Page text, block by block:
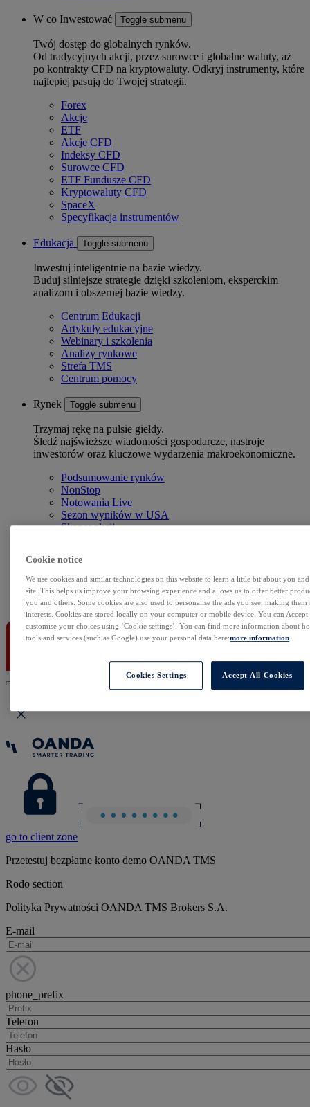
W co Inwestować Toggle submenu
Twój dostęp do globalnych rynków.
Od tradycyjnych akcji, przez surowce i globalne waluty, aż
po kontrakty CFD na kryptowaluty. Odkryj instrumenty, które
najlepiej pasują do Twojej strategii.
Forex
Akcje
ETF
Akcje CFD
Indeksy CFD
Surowce CFD
ETF Fundusze CFD
Kryptowaluty CFD
SpaceX
Specyfikacja instrumentów
Edukacja Toggle submenu
Inwestuj inteligentnie na bazie wiedzy.
Buduj silniejsze strategie dzięki szkoleniom, eksperckim
analizom i obszernej bazie wiedzy.
Centrum Edukacji
Artykuły edukacyjne
Webinary i szkolenia
Analizy rynkowe
Strefa TMS
Centrum pomocy
Rynek Toggle submenu
Trzymaj rękę na pulsie giełdy.
Śledź najświeższe wiadomości gospodarcze, nastroje
inwestorów oraz kluczowe wydarzenia makroekonomiczne.
Podsumowanie rynków
NonStop
Notowania Live
Sezon wyników w USA
Skaner akcji
Sentyment Klientów
Rolowania
Kontakt
go to client zone
Przetestuj bezpłatne konto demo OANDA TMS
Rodo section
Polityka Prywatności OANDA TMS Brokers S.A.
E-mail
phone_prefix
Telefon
Hasło
Cookie notice
We use cookies and similar technologies on this website to learn a little bit about you
site. This helps us improve your browsing experience and allows us to offer better
you and others. Some cookies are also used to personalise the ads you see, making
interests. Cookies are stored locally on your computer or mobile device. You can
customise your choices using ‘Cookie settings’. You can find more information about
tools and services (such as Google) use your personal data here:more information
Cookies Settings Accept All Cookies